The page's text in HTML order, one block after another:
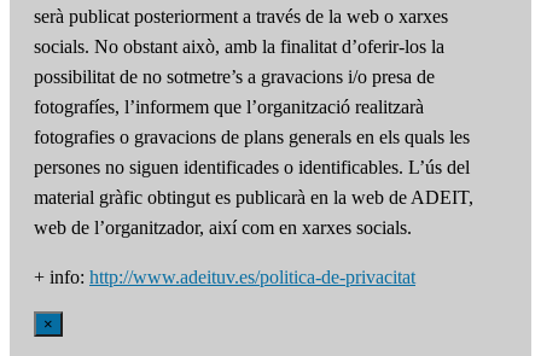
serà publicat posteriorment a través de la web o xarxes
socials. No obstant això, amb la finalitat d’oferir-los la
possibilitat de no sotmetre’s a gravacions i/o presa de
fotografíes, l’informem que l’organització realitzarà
fotografies o gravacions de plans generals en els quals les
persones no siguen identificades o identificables. L’ús del
material gràfic obtingut es publicarà en la web de ADEIT,
web de l’organitzador, així com en xarxes socials.
+ info: http://www.adeituv.es/politica-de-privacitat
×